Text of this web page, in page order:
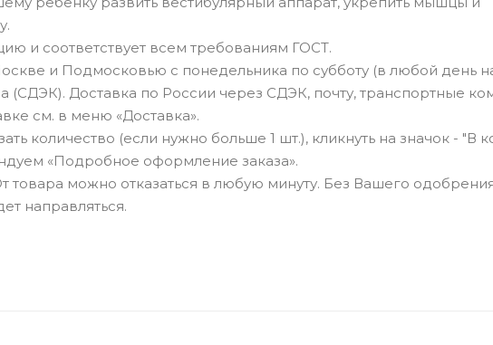
и соответствует всем требованиям ГОСТ.
и Подмосковью с понедельника по субботу (в любой день
(СДЭК). Доставка по России через СДЭК, почту, транспортные
см. в меню «Доставка».
количество (если нужно больше 1 шт.), кликнуть на значок - "В
«Подробное оформление заказа».
товара можно отказаться в любую минуту. Без Вашего
направляться.